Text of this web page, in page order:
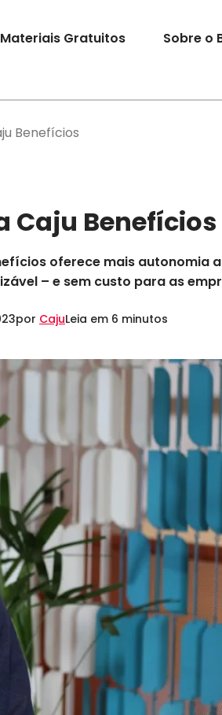
Materiais Gratuitos Sobre o
Benefícios
Caju Benefícios
oferece mais autonomia
– e sem custo para as
por CajuLeia em 6 minutos